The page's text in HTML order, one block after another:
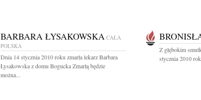
BARBARA ŁYSAKOWSKA CAŁA
POLSKA
Dnia 14 stycznia 2010 roku zmarła lekarz Barbara
Łysakowska z domu Bogucka Zmarłą będzie
można...
Z głębokim
stycznia 2010